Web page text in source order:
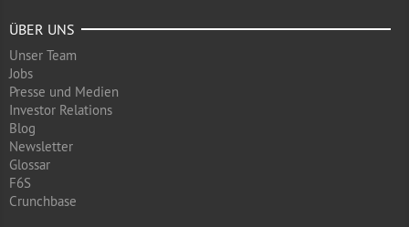
ÜBER UNS
Unser Team
Jobs
Presse und Medien
Investor Relations
Blog
Newsletter
Glossar
F6S
Crunchbase